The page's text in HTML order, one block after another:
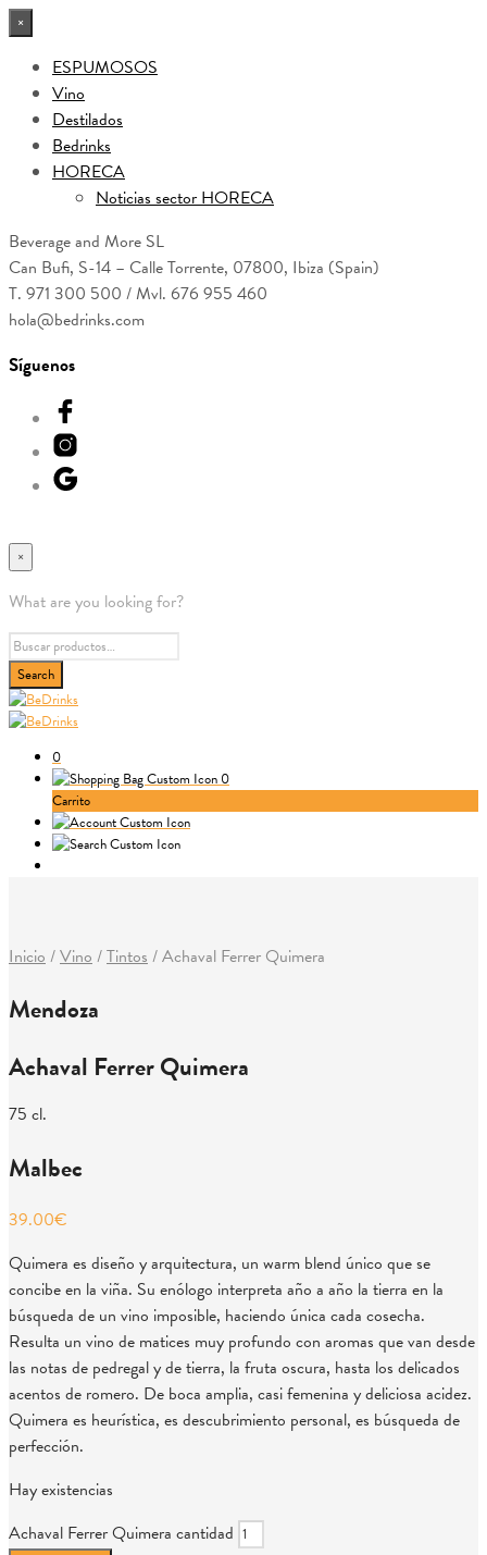
×
ESPUMOSOS
Vino
Destilados
Bedrinks
HORECA
Noticias sector HORECA
Beverage and More SL
Can Bufi, S-14 – Calle Torrente, 07800, Ibiza (Spain)
T. 971 300 500 / Mvl. 676 955 460
hola@bedrinks.com
Síguenos
×
What are you looking for?
0
0
Carrito
Inicio /Vino /Tintos /Achaval Ferrer Quimera
Mendoza
Achaval Ferrer Quimera
75 cl.
Malbec
39.00€
Quimera es diseño y arquitectura, un warm blend único que se
concibe en la viña. Su enólogo interpreta año a año la tierra en la
búsqueda de un vino imposible, haciendo única cada cosecha.
Resulta un vino de matices muy profundo con aromas que van desde
las notas de pedregal y de tierra, la fruta oscura, hasta los delicados
acentos de romero. De boca amplia, casi femenina y deliciosa acidez.
Quimera es heurística, es descubrimiento personal, es búsqueda de
perfección.
Hay existencias
Achaval Ferrer Quimera cantidad